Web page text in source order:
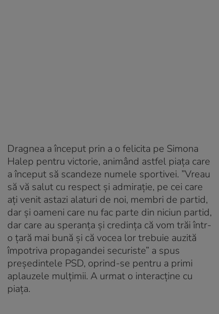
Dragnea a început prin a o felicita pe Simona
Halep pentru victorie, animând astfel piața care
a început să scandeze numele sportivei. ”Vreau
să vă salut cu respect și admirație, pe cei care
ați venit astazi alaturi de noi, membri de partid,
dar și oameni care nu fac parte din niciun partid,
dar care au speranța și credința că vom trăi într-
o țară mai bună și că vocea lor trebuie auzită
împotriva propagandei securiste” a spus
președintele PSD, oprind-se pentru a primi
aplauzele mulțimii. A urmat o interacține cu
piața.